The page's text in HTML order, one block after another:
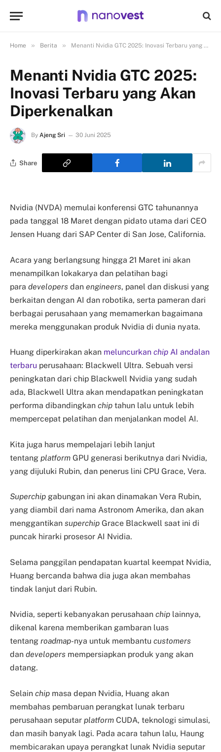
Home » Berita » Menanti Nvidia GTC 2025: Inovasi Terbaru yang Akan Diperkenalkan
Menanti Nvidia GTC 2025:
Inovasi Terbaru yang Akan
Diperkenalkan
By Ajeng Sri 30 Juni 2025
Share
Nvidia (NVDA) memulai konferensi GTC tahunannya
pada tanggal 18 Maret dengan pidato utama dari CEO
Jensen Huang dari SAP Center di San Jose, California.
Acara yang berlangsung hingga 21 Maret ini akan
menampilkan lokakarya dan pelatihan bagi
para developers dan engineers, panel dan diskusi yang
berkaitan dengan AI dan robotika, serta pameran dari
berbagai perusahaan yang memamerkan bagaimana
mereka menggunakan produk Nvidia di dunia nyata.
Huang diperkirakan akan meluncurkan chip AI andalan
terbaru perusahaan: Blackwell Ultra. Sebuah versi
peningkatan dari chip Blackwell Nvidia yang sudah
ada, Blackwell Ultra akan mendapatkan peningkatan
performa dibandingkan chip tahun lalu untuk lebih
mempercepat pelatihan dan menjalankan model AI.
Kita juga harus mempelajari lebih lanjut
tentang platform GPU generasi berikutnya dari Nvidia,
yang dijuluki Rubin, dan penerus lini CPU Grace, Vera.
Superchip gabungan ini akan dinamakan Vera Rubin,
yang diambil dari nama Astronom Amerika, dan akan
menggantikan superchip Grace Blackwell saat ini di
puncak hirarki prosesor AI Nvidia.
Selama panggilan pendapatan kuartal keempat Nvidia,
Huang bercanda bahwa dia juga akan membahas
tindak lanjut dari Rubin.
Nvidia, seperti kebanyakan perusahaan chip lainnya,
dikenal karena memberikan gambaran luas
tentang roadmap-nya untuk membantu customers
dan developers mempersiapkan produk yang akan
datang.
Selain chip masa depan Nvidia, Huang akan
membahas pembaruan perangkat lunak terbaru
perusahaan seputar platform CUDA, teknologi simulasi,
dan masih banyak lagi. Pada acara tahun lalu, Haung
membicarakan upaya perangkat lunak Nvidia seputar